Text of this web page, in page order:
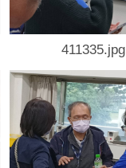
411335.jpg